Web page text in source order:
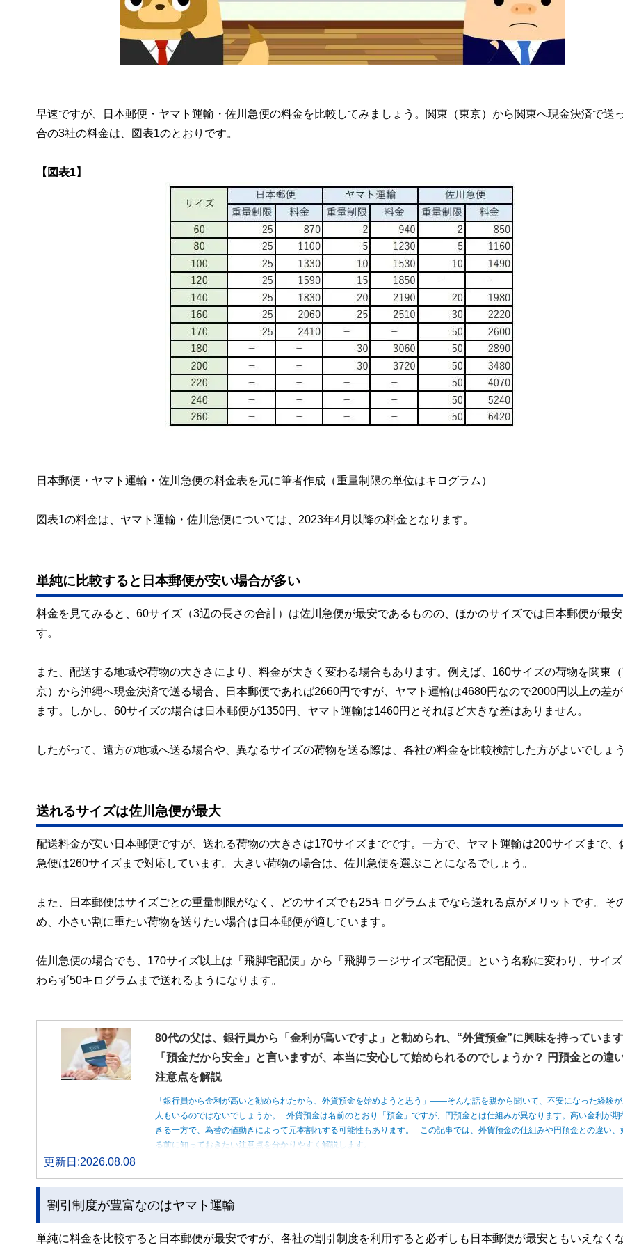
早速ですが、日本郵便・ヤマト運輸・佐川急便の料金を比較してみましょう。関東（東京）から関東へ現金決済で送
合の3社の料金は、図表1のとおりです。
【図表1】
日本郵便・ヤマト運輸・佐川急便の料金表を元に筆者作成（重量制限の単位はキログラム）
図表1の料金は、ヤマト運輸・佐川急便については、2023年4月以降の料金となります。
単純に比較すると日本郵便が安い場合が多い
料金を見てみると、60サイズ（3辺の長さの合計）は佐川急便が最安であるものの、ほかのサイズでは日本郵便が最
す。
また、配送する地域や荷物の大きさにより、料金が大きく変わる場合もあります。例えば、160サイズの荷物を関東
京）から沖縄へ現金決済で送る場合、日本郵便であれば2660円ですが、ヤマト運輸は4680円なので2000円以上の差
ます。しかし、60サイズの場合は日本郵便が1350円、ヤマト運輸は1460円とそれほど大きな差はありません。
したがって、遠方の地域へ送る場合や、異なるサイズの荷物を送る際は、各社の料金を比較検討した方がよいでしょ
送れるサイズは佐川急便が最大
配送料金が安い日本郵便ですが、送れる荷物の大きさは170サイズまでです。一方で、ヤマト運輸は200サイズまで、
急便は260サイズまで対応しています。大きい荷物の場合は、佐川急便を選ぶことになるでしょう。
また、日本郵便はサイズごとの重量制限がなく、どのサイズでも25キログラムまでなら送れる点がメリットです。そ
め、小さい割に重たい荷物を送りたい場合は日本郵便が適しています。
佐川急便の場合でも、170サイズ以上は「飛脚宅配便」から「飛脚ラージサイズ宅配便」という名称に変わり、サイ
わらず50キログラムまで送れるようになります。
80代の父は、銀行員から「金利が高いですよ」と勧められ、“外貨預金”に興味を持っていま
「預金だから安全」と言いますが、本当に安心して始められるのでしょうか？ 円預金との違
注意点を解説
「銀行員から金利が高いと勧められたから、外貨預金を始めようと思う」――そんな話を親から聞いて、不安になった経験
人もいるのではないでしょうか。 外貨預金は名前のとおり「預金」ですが、円預金とは仕組みが異なります。高い金利が期
きる一方で、為替の値動きによって元本割れする可能性もあります。 この記事では、外貨預金の仕組みや円預金との違い、
る前に知っておきたい注意点を分かりやすく解説します。
更新日:2026.08.08
割引制度が豊富なのはヤマト運輸
単純に料金を比較すると日本郵便が最安ですが、各社の割引制度を利用すると必ずしも日本郵便が最安ともいえなく